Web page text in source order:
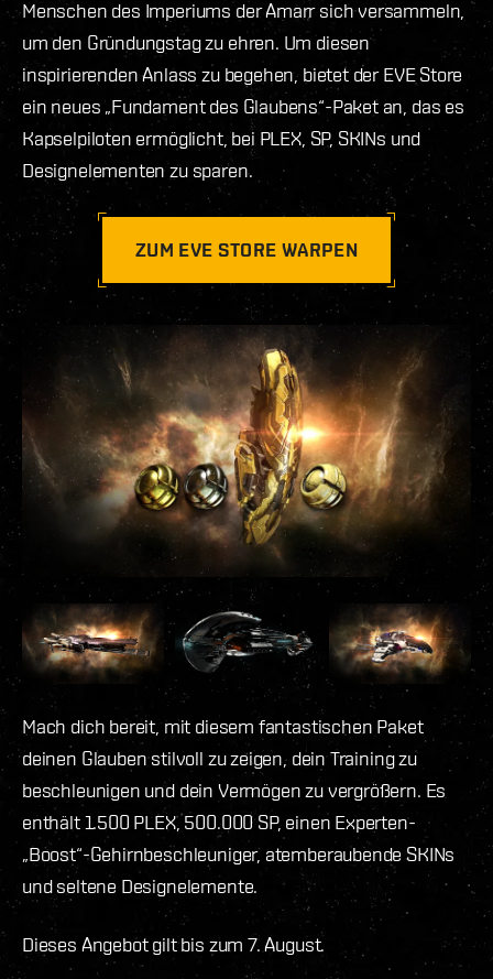
Menschen des Imperiums der Amarr sich versammeln,
um den Gründungstag zu ehren. Um diesen
inspirierenden Anlass zu begehen, bietet der EVE Store
ein neues „Fundament des Glaubens“-Paket an, das es
Kapselpiloten ermöglicht, bei PLEX, SP, SKINs und
Designelementen zu sparen.
ZUM EVE STORE WARPEN
Mach dich bereit, mit diesem fantastischen Paket
deinen Glauben stilvoll zu zeigen, dein Training zu
beschleunigen und dein Vermögen zu vergrößern. Es
enthält 1.500 PLEX, 500.000 SP, einen Experten-
„Boost“-Gehirnbeschleuniger, atemberaubende SKINs
und seltene Designelemente.
Dieses Angebot gilt bis zum 7. August.